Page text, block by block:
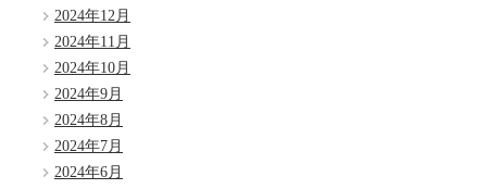
2024年12月
2024年11月
2024年10月
2024年9月
2024年8月
2024年7月
2024年6月